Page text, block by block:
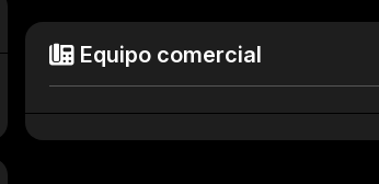
Equipo comercial